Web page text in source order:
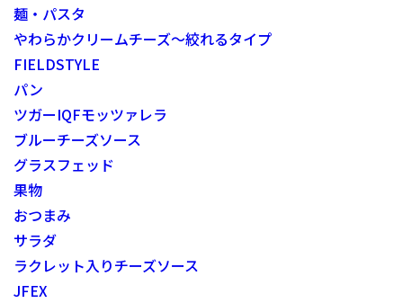
麺・パスタ
やわらかクリームチーズ～絞れるタイプ
FIELDSTYLE
パン
ツガーIQFモッツァレラ
ブルーチーズソース
グラスフェッド
果物
おつまみ
サラダ
ラクレット入りチーズソース
JFEX